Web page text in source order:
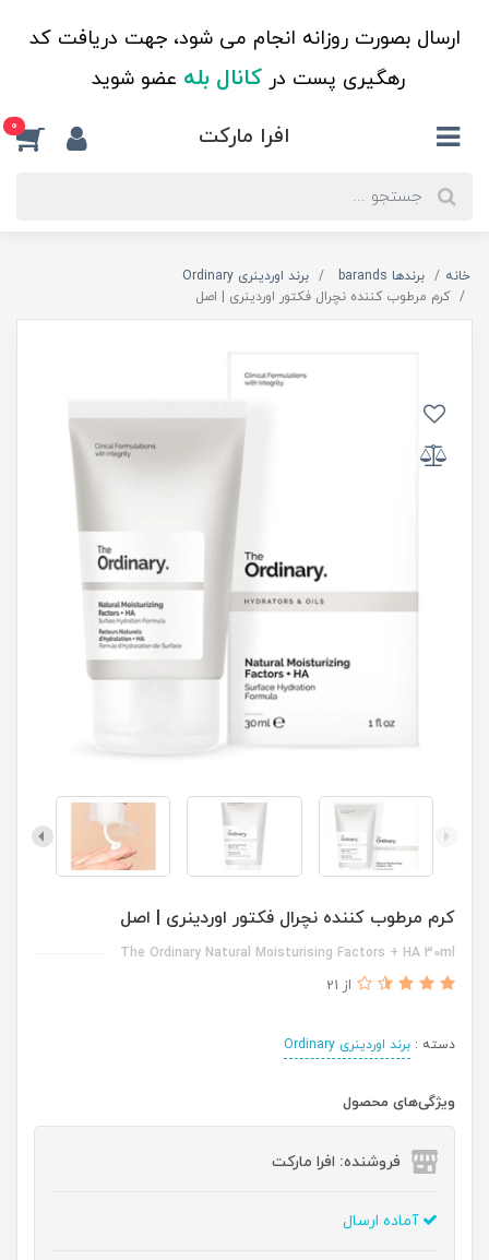
ارسال بصورت روزانه انجام می شود، جهت دریافت کد
رهگیری پست درکانال بله عضو شوید
افرا مارکت 0
خانه برندها barands
برند اوردینری Ordinary
کرم مرطوب کننده نچرال فکتور اوردینری | اصل
کرم مرطوب کننده نچرال فکتور اوردینری | اصل
The Ordinary Natural Moisturising Factors + HA 30ml
از 21
دسته : برند اوردینری Ordinary
ویژگی‌های محصول
فروشنده: افرا مارکت
آماده ارسال